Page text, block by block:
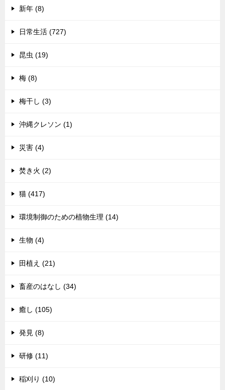
新年 (8)
日常生活 (727)
昆虫 (19)
梅 (8)
梅干し (3)
沖縄クレソン (1)
災害 (4)
焚き火 (2)
猫 (417)
環境制御のための植物生理 (14)
生物 (4)
田植え (21)
畜産のはなし (34)
癒し (105)
発見 (8)
研修 (11)
稲刈り (10)